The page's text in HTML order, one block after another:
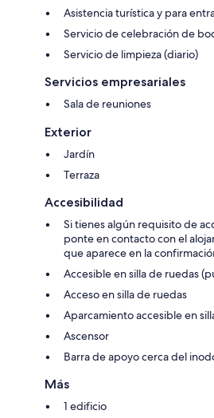
Asistencia turística y para
Servicio de celebración de
Servicio de limpieza (diario)
Servicios empresariales
Sala de reuniones
Exterior
Jardín
Terraza
Accesibilidad
Si tienes algún requisito de
ponte en contacto con el
que aparece en la
Accesible en silla de ruedas
Acceso en silla de ruedas
Aparcamiento accesible en
Ascensor
Barra de apoyo cerca del
Más
1 edificio